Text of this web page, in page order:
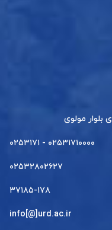
بلوار مولوی
۰۲۵۳۱۷۱۰۰۰۰ - ۰۲۵۳۱۷۱
۰۲۵۳۲۸۰۲۶۲۷
۳۷۱۸۵-۱۷۸
info[@]urd.ac.ir